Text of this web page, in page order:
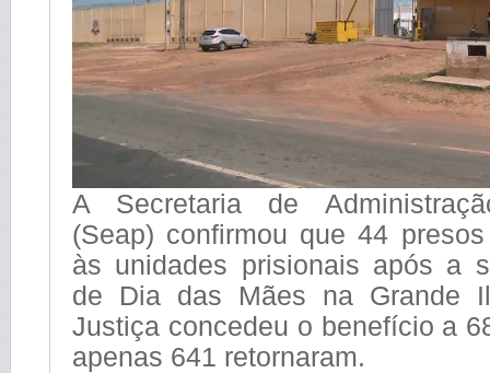
A Secretaria de
(Seap) confirmou que 44
às unidades prisionais após a
de Dia das Mães na Grande
Justiça concedeu o benefício a
apenas 641 retornaram.